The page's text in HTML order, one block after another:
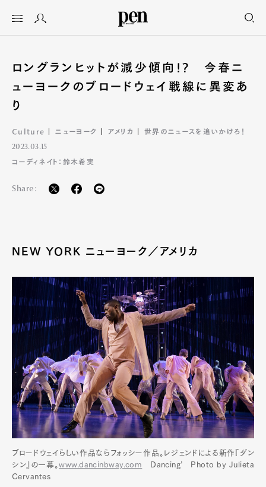
ロングランヒットが減少傾向!? 今春ニ
ューヨークのブロードウェイ戦線に異変あ
り
Culture ニューヨーク アメリカ 世界のニュースを追いかけろ！
2023.03.15
コーディネイト：鈴木希実
Share:
NEW YORK ニューヨーク／アメリカ
ブロードウェイらしい作品ならフォッシー作品。レジェンドによる新作『ダン
シン』の一幕。www.dancinbway.com
Dancing’ Photo by Julieta
Cervantes